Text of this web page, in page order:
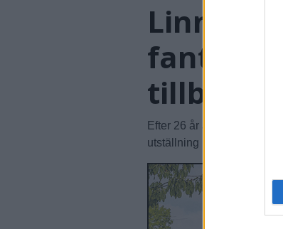
Linn
tillbaka"
Efter 26 år återvänder en
utställning på Arnstedt –